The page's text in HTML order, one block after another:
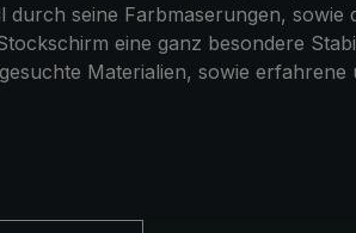
durch seine Farbmaserungen,
eine ganz besondere
Materialien, sowie